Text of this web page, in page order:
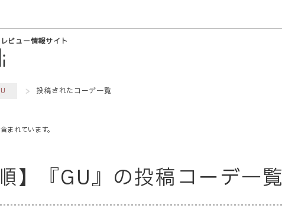
ビュー情報サイト
投稿されたコーデ一覧
まれています。
】『GU』の投稿コーデ一覧